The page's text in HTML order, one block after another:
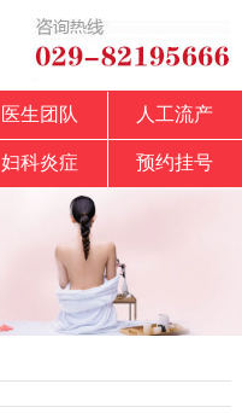
医生团队 人工流产
妇科炎症 预约挂号